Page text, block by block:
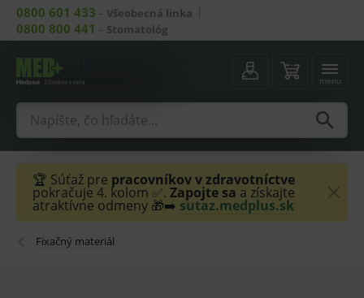
0800 601 433 – Všeobecná linka
0800 800 441 – Stomatológ
menu
🏆 Súťaž pre pracovníkov v zdravotníctve
pokračuje 4. kolom ✅. Zapojte sa a získajte
atraktívne odmeny 🎁➡️ sutaz.medplus.sk
Fixačný materiál